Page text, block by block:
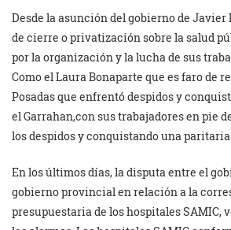
Desde la asunción del gobierno de Javier
de cierre o privatización sobre la salud
por la organización y la lucha de sus
Como el Laura Bonaparte que es faro de
Posadas que enfrentó despidos y
el Garrahan,con sus trabajadores en pie
los despidos y conquistando una
En los últimos días, la disputa entre el
gobierno provincial en relación a la
presupuestaria de los hospitales SAMIC,